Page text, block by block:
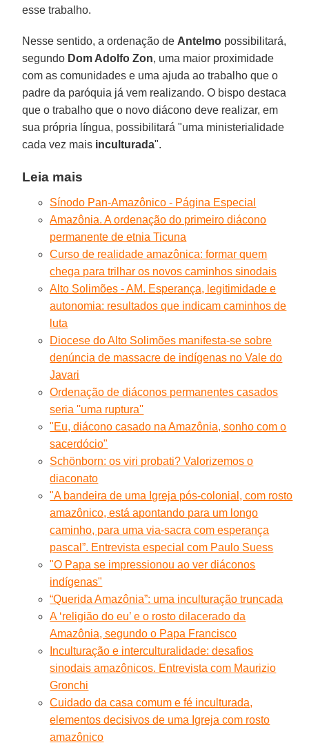
esse trabalho.
Nesse sentido, a ordenação de Antelmo possibilitará,
segundo Dom Adolfo Zon, uma maior proximidade
com as comunidades e uma ajuda ao trabalho que o
padre da paróquia já vem realizando. O bispo destaca
que o trabalho que o novo diácono deve realizar, em
sua própria língua, possibilitará "uma ministerialidade
cada vez mais inculturada".
Leia mais
Sínodo Pan-Amazônico - Página Especial
Amazônia. A ordenação do primeiro diácono
permanente de etnia Ticuna
Curso de realidade amazônica: formar quem
chega para trilhar os novos caminhos sinodais
Alto Solimões - AM. Esperança, legitimidade e
autonomia: resultados que indicam caminhos de
luta
Diocese do Alto Solimões manifesta-se sobre
denúncia de massacre de indígenas no Vale do
Javari
Ordenação de diáconos permanentes casados
seria ''uma ruptura''
"Eu, diácono casado na Amazônia, sonho com o
sacerdócio"
Schönborn: os viri probati? Valorizemos o
diaconato
"A bandeira de uma Igreja pós-colonial, com rosto
amazônico, está apontando para um longo
caminho, para uma via-sacra com esperança
pascal”. Entrevista especial com Paulo Suess
"O Papa se impressionou ao ver diáconos
indígenas"
“Querida Amazônia”: uma inculturação truncada
A ‘religião do eu’ e o rosto dilacerado da
Amazônia, segundo o Papa Francisco
Inculturação e interculturalidade: desafios
sinodais amazônicos. Entrevista com Maurizio
Gronchi
Cuidado da casa comum e fé inculturada,
elementos decisivos de uma Igreja com rosto
amazônico